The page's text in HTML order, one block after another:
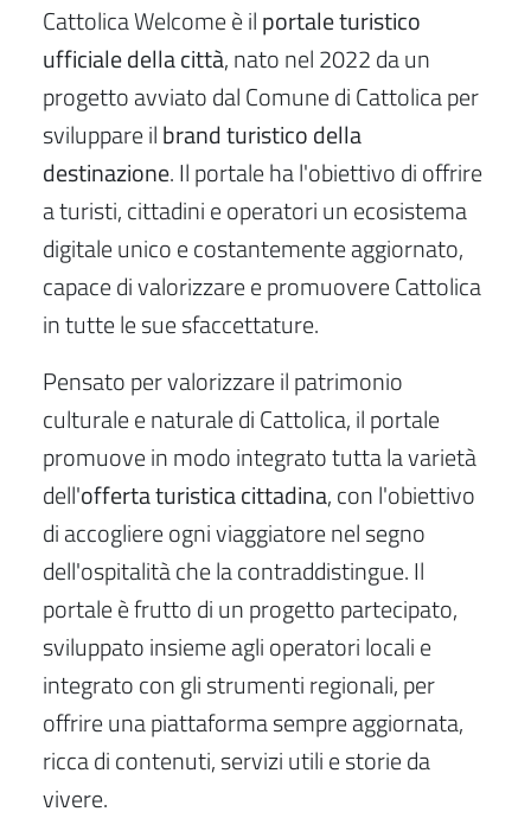
Cattolica Welcome è ilportale turistico
ufficiale della città, nato nel 2022 da un
progetto avviato dal Comune di Cattolica per
sviluppare ilbrand turistico della
destinazione. Il portale ha l'obiettivo di offrire
a turisti, cittadini e operatori un ecosistema
digitale unico e costantemente aggiornato,
capace di valorizzare e promuovere Cattolica
in tutte le sue sfaccettature.
Pensato per valorizzare il patrimonio
culturale e naturale di Cattolica, il portale
promuove in modo integrato tutta la varietà
dell'offerta turistica cittadina, con l'obiettivo
di accogliere ogni viaggiatore nel segno
dell'ospitalità che la contraddistingue. Il
portale è frutto di un progetto partecipato,
sviluppato insieme agli operatori locali e
integrato con gli strumenti regionali, per
offrire una piattaforma sempre aggiornata,
ricca di contenuti, servizi utili e storie da
vivere.